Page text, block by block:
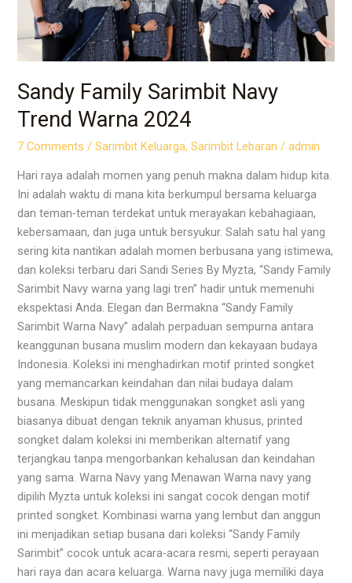
Sandy Family Sarimbit Navy
Trend Warna 2024
7 Comments /Sarimbit Keluarga,Sarimbit Lebaran /admin
Hari raya adalah momen yang penuh makna dalam hidup kita.
Ini adalah waktu di mana kita berkumpul bersama keluarga
dan teman-teman terdekat untuk merayakan kebahagiaan,
kebersamaan, dan juga untuk bersyukur. Salah satu hal yang
sering kita nantikan adalah momen berbusana yang istimewa,
dan koleksi terbaru dari Sandi Series By Myzta, “Sandy Family
Sarimbit Navy warna yang lagi tren” hadir untuk memenuhi
ekspektasi Anda. Elegan dan Bermakna “Sandy Family
Sarimbit Warna Navy” adalah perpaduan sempurna antara
keanggunan busana muslim modern dan kekayaan budaya
Indonesia. Koleksi ini menghadirkan motif printed songket
yang memancarkan keindahan dan nilai budaya dalam
busana. Meskipun tidak menggunakan songket asli yang
biasanya dibuat dengan teknik anyaman khusus, printed
songket dalam koleksi ini memberikan alternatif yang
terjangkau tanpa mengorbankan kehalusan dan keindahan
yang sama. Warna Navy yang Menawan Warna navy yang
dipilih Myzta untuk koleksi ini sangat cocok dengan motif
printed songket. Kombinasi warna yang lembut dan anggun
ini menjadikan setiap busana dari koleksi “Sandy Family
Sarimbit” cocok untuk acara-acara resmi, seperti perayaan
hari raya dan acara keluarga. Warna navy juga memiliki daya
2024